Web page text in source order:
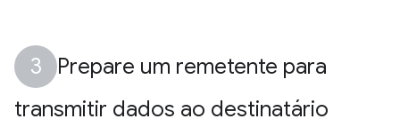
Prepare um remetente para
transmitir dados ao destinatário